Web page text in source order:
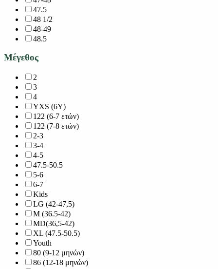
47.5
48 1/2
48-49
48.5
Μέγεθος
2
3
4
YXS (6Y)
122 (6-7 ετών)
122 (7-8 ετών)
2-3
3-4
4-5
47.5-50.5
5-6
6-7
Kids
LG (42-47,5)
M (36.5-42)
MD(36,5-42)
XL (47.5-50.5)
Youth
80 (9-12 μηνών)
86 (12-18 μηνών)